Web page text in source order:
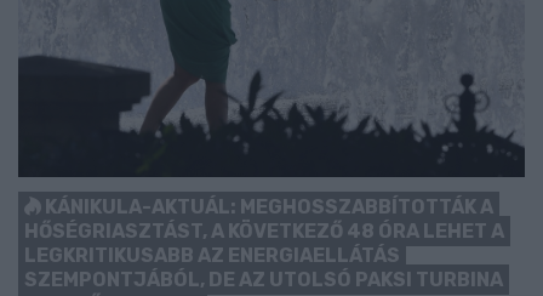
KÁNIKULA-AKTUÁL: MEGHOSSZABBÍTOTTÁK A
HŐSÉGRIASZTÁST, A KÖVETKEZŐ 48 ÓRA LEHET A
LEGKRITIKUSABB AZ ENERGIAELLÁTÁS
SZEMPONTJÁBÓL, DE AZ UTOLSÓ PAKSI TURBINA